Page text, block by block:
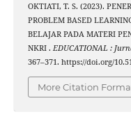
OKTIATI, T. S. (2023).
PROBLEM BASED
BELAJAR PADA MATERI
NKRI . EDUCATIONAL :
367–371. https://doi.org/
More Citation